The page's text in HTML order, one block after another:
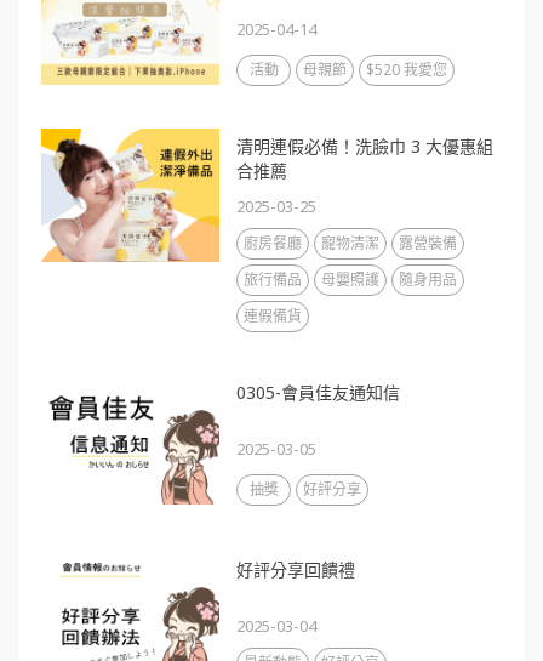
2025-04-14
活動 母親節 $520 我愛您
清明連假必備！洗臉巾 3 大優惠組
合推薦
2025-03-25
廚房餐廳 寵物清潔
露營裝備
旅行備品
母嬰照護
隨身用品
連假備貨
0305-會員佳友通知信
2025-03-05
抽獎 好評分享
好評分享回饋禮
2025-03-04